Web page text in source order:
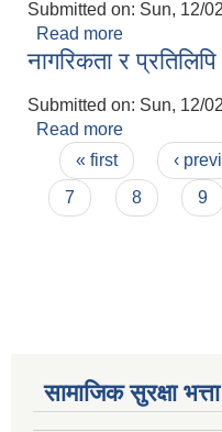
Submitted on: Sun, 12/
Read more
नागरिकता र
Submitted on: Sun, 12/
Read more
Pages
« first ‹
7
8 9
सामाजिक सुरक्षा